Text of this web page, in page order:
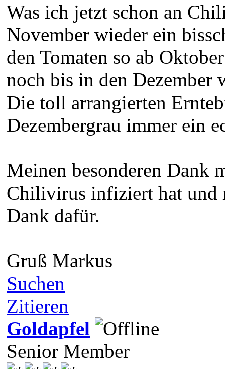
Was ich jetzt schon an
November wieder ein
den Tomaten so ab
noch bis in den Dezember
Die toll arrangierten
Dezembergrau immer ein
Meinen besonderen Dank
Chilivirus infiziert hat und
Dank dafür.
Gruß Markus
Suchen
Zitieren
Goldapfel
Senior Member